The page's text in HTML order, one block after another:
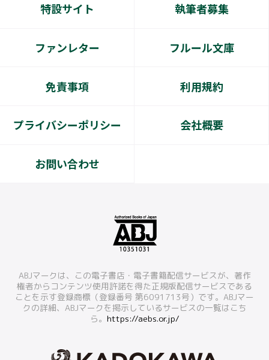
特設サイト 執筆者募集
ファンレター フルール文庫
免責事項 利用規約
プライバシーポリシー 会社概要
お問い合わせ
ABJマークは、この電子書店・電子書籍配信サービスが、著作
権者からコンテンツ使用許諾を得た正規版配信サービスである
ことを示す登録商標（登録番号 第6091713号）です。ABJマー
クの詳細、ABJマークを掲示しているサービスの一覧はこち
ら。 https://aebs.or.jp/